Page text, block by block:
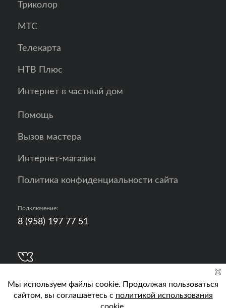
Триколор
МТС
Телекарта
НТВ Плюс
Интернет в частный дом
Помощь
Вызов мастера
Интернет-магазин
Политика конфиденциальности сайта
Подключение:
8 (958) 197 77 51
Кислород